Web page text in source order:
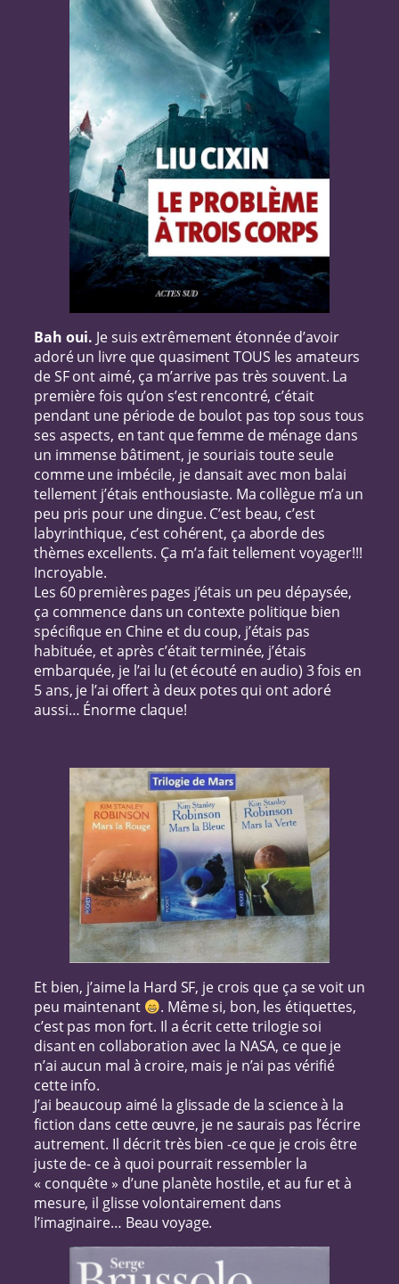
Bah oui. Je suis extrêmement étonnée d’avoir
adoré un livre que quasiment TOUS les amateurs
de SF ont aimé, ça m’arrive pas très souvent. La
première fois qu’on s’est rencontré, c’était
pendant une période de boulot pas top sous tous
ses aspects, en tant que femme de ménage dans
un immense bâtiment, je souriais toute seule
comme une imbécile, je dansait avec mon balai
tellement j’étais enthousiaste. Ma collègue m’a un
peu pris pour une dingue. C’est beau, c’est
labyrinthique, c’est cohérent, ça aborde des
thèmes excellents. Ça m’a fait tellement voyager!!!
Incroyable.
Les 60 premières pages j’étais un peu dépaysée,
ça commence dans un contexte politique bien
spécifique en Chine et du coup, j’étais pas
habituée, et après c’était terminée, j’étais
embarquée, je l’ai lu (et écouté en audio) 3 fois en
5 ans, je l’ai offert à deux potes qui ont adoré
aussi… Énorme claque!
Et bien, j’aime la Hard SF, je crois que ça se voit un
peu maintenant
. Même si, bon, les étiquettes,
c’est pas mon fort. Il a écrit cette trilogie soi
disant en collaboration avec la NASA, ce que je
n’ai aucun mal à croire, mais je n’ai pas vérifié
cette info.
J’ai beaucoup aimé la glissade de la science à la
fiction dans cette œuvre, je ne saurais pas l’écrire
autrement. Il décrit très bien -ce que je crois être
juste de- ce à quoi pourrait ressembler la
« conquête » d’une planète hostile, et au fur et à
mesure, il glisse volontairement dans
l’imaginaire… Beau voyage.